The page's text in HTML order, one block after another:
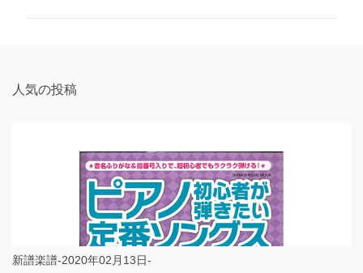
人気の投稿
新譜楽譜-2020年02月13日-